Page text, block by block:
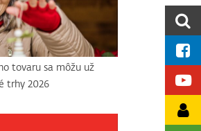
tovaru sa môžu už
trhy 2026